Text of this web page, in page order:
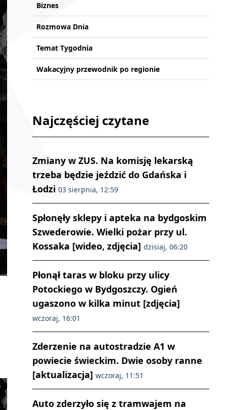
Biznes
Rozmowa Dnia
Temat Tygodnia
Wakacyjny przewodnik po regionie
Najczęściej czytane
Zmiany w ZUS. Na komisję lekarską
trzeba będzie jeździć do Gdańska i
Łodzi 03 sierpnia, 12:59
Spłonęły sklepy i apteka na bydgoskim
Szwederowie. Wielki pożar przy ul.
Kossaka [wideo, zdjęcia] dzisiaj, 06:20
Płonął taras w bloku przy ulicy
Potockiego w Bydgoszczy. Ogień
ugaszono w kilka minut [zdjęcia]
wczoraj, 16:01
Zderzenie na autostradzie A1 w
powiecie świeckim. Dwie osoby ranne
[aktualizacja] wczoraj, 11:51
Auto zderzyło się z tramwajem na